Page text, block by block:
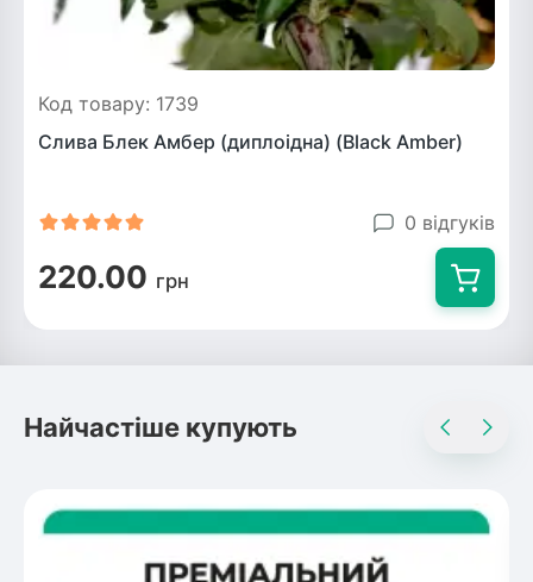
Код товару: 1739
Слива Блек Амбер (диплоідна) (Black Amber)
0 відгуків
220.00 грн
Найчастіше купують